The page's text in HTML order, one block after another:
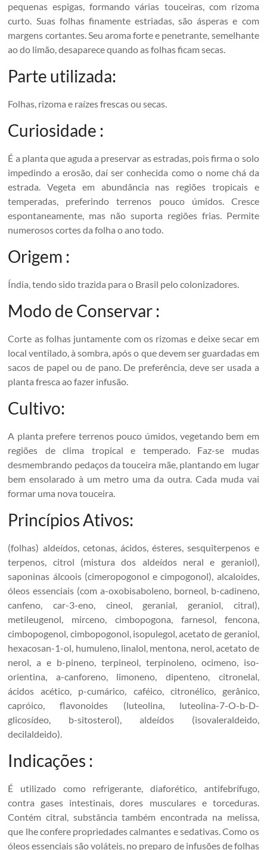
pequenas espigas, formando várias touceiras, com rizoma
curto. Suas folhas finamente estriadas, são ásperas e com
margens cortantes. Seu aroma forte e penetrante, semelhante
ao do limão, desaparece quando as folhas ficam secas.
Parte utilizada:
Folhas, rizoma e raízes frescas ou secas.
Curiosidade :
É a planta que aguda a preservar as estradas, pois firma o solo
impedindo a erosão, daí ser conhecida como o nome chá da
estrada. Vegeta em abundância nas regiões tropicais e
temperadas, preferindo terrenos pouco úmidos. Cresce
espontaneamente, mas não suporta regiões frias. Permite
numerosos cortes da folha o ano todo.
Origem :
Índia, tendo sido trazida para o Brasil pelo colonizadores.
Modo de Conservar :
Corte as folhas juntamente com os rizomas e deixe secar em
local ventilado, à sombra, após o que devem ser guardadas em
sacos de papel ou de pano. De preferência, deve ser usada a
planta fresca ao fazer infusão.
Cultivo:
A planta prefere terrenos pouco úmidos, vegetando bem em
regiões de clima tropical e temperado. Faz-se mudas
desmembrando pedaços da touceira mãe, plantando em lugar
bem ensolarado à um metro uma da outra. Cada muda vai
formar uma nova touceira.
Princípios Ativos:
(folhas) aldeídos, cetonas, ácidos, ésteres, sesquiterpenos e
terpenos, citrol (mistura dos aldeídos neral e geraniol),
saponinas álcoois (cimeropogonol e cimpogonol), alcaloides,
óleos essenciais (com a-oxobisaboleno, borneol, b-cadineno,
canfeno, car-3-eno, cineol, geranial, geraniol, citral),
metileugenol, mirceno, cimbopogona, farnesol, fencona,
cimbopogenol, cimbopogonol, isopulegol, acetato de geraniol,
hexacosan-1-ol, humuleno, linalol, mentona, nerol, acetato de
nerol, a e b-pineno, terpineol, terpinoleno, ocimeno, iso-
orientina, a-canforeno, limoneno, dipenteno, citronelal,
ácidos acético, p-cumárico, caféico, citronélico, gerânico,
capróico, flavonoides (luteolina, luteolina-7-O-b-D-
glicosídeo, b-sitosterol), aldeídos (isovaleraldeido,
decilaldeido).
Indicações :
É utilizado como refrigerante, diaforético, antifebrífugo,
contra gases intestinais, dores musculares e torceduras.
Contém citral, substância também encontrada na melissa,
que lhe confere propriedades calmantes e sedativas. Como os
óleos essenciais são voláteis, no preparo de infusões de folhas